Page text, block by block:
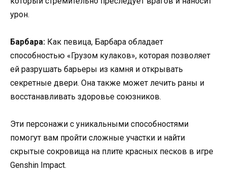
урон.
Барбара: Как певица, Барбара обладает
способностью «Грузом кулаков», которая позволяет
ей разрушать барьеры из камня и открывать
секретные двери. Она также может лечить раны и
восстанавливать здоровье союзников.
Эти персонажи с уникальными способностями
помогут вам пройти сложные участки и найти
скрытые сокровища на плите красных песков в игре
Genshin Impact.